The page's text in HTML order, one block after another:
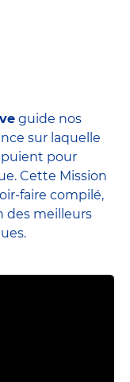
guide nos
sur laquelle
pour
Cette Mission
faire compilé,
des meilleurs